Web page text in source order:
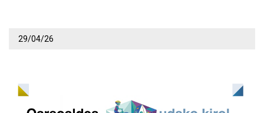
29/04/26